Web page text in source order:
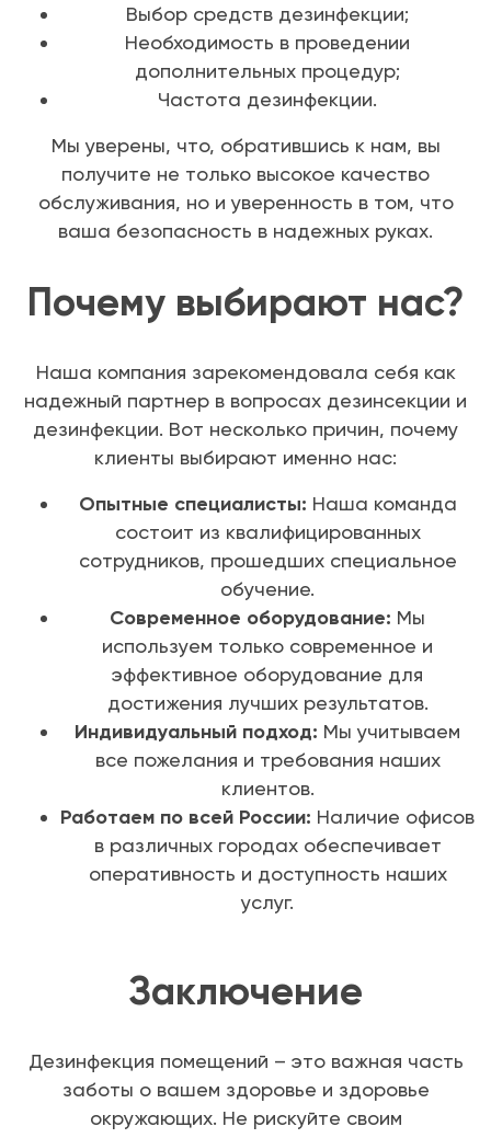
Выбор средств дезинфекции;
Необходимость в проведении
дополнительных процедур;
Частота дезинфекции.
Мы уверены, что, обратившись к нам, вы
получите не только высокое качество
обслуживания, но и уверенность в том, что
ваша безопасность в надежных руках.
Почему выбирают нас?
Наша компания зарекомендовала себя как
надежный партнер в вопросах дезинсекции и
дезинфекции. Вот несколько причин, почему
клиенты выбирают именно нас:
Опытные специалисты: Наша команда
состоит из квалифицированных
сотрудников, прошедших специальное
обучение.
Современное оборудование: Мы
используем только современное и
эффективное оборудование для
достижения лучших результатов.
Индивидуальный подход: Мы учитываем
все пожелания и требования наших
клиентов.
Работаем по всей России: Наличие офисов
в различных городах обеспечивает
оперативность и доступность наших
услуг.
Заключение
Дезинфекция помещений – это важная часть
заботы о вашем здоровье и здоровье
окружающих. Не рискуйте своим